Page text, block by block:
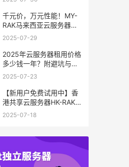
千元价，万元性能！MY-
RAK马来西亚云服务器：
首月5折+免费SEO工具，
2025-07-29
2025年云服务器租用价格
多少钱一年？附避坑与省
钱攻略
2025-07-23
【新用户免费试用中】香
港共享云服务器HK-RAK
Cloud评测：低延迟、高
2025-07-18